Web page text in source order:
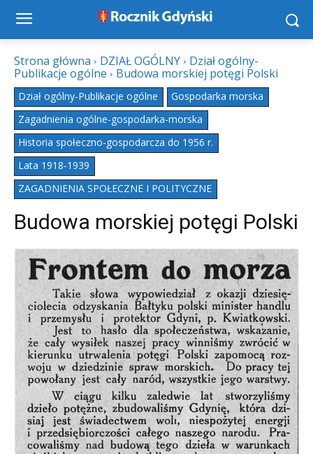
Strona główna DZIAŁ OGÓLNY
Dział ogólny-
Publikacje ogólne
Budowa morskiej potęgi Polski
Dział ogólny-Publikacje ogólne
Gospodarka morska
Zagadnienia ogólne-gospodarka-morska
Historia społeczno-gospodarcza do 1956 r.
Lata 1918-1939
ZAGADNIENIA SPOŁECZNE I POLITYCZNE
Budowa morskiej potęgi Polski